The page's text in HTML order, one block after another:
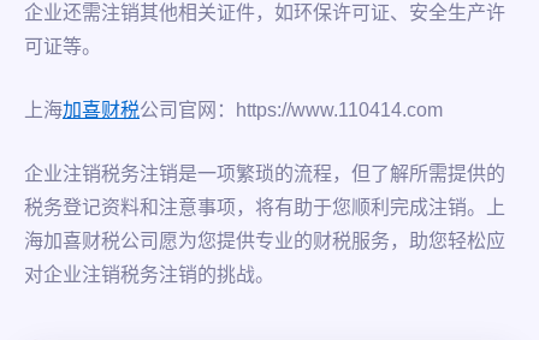
企业还需注销其他相关证件，如环保许可证、安全生产许
可证等。
上海加喜财税公司官网：https://www.110414.com
企业注销税务注销是一项繁琐的流程，但了解所需提供的
税务登记资料和注意事项，将有助于您顺利完成注销。上
海加喜财税公司愿为您提供专业的财税服务，助您轻松应
对企业注销税务注销的挑战。